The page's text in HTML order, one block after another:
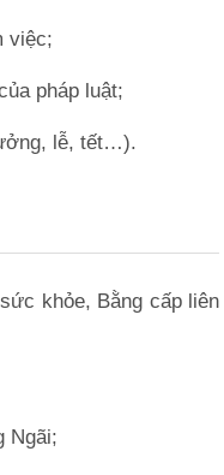
việc;
pháp luật;
lễ, tết…).
khỏe, Bằng cấp liên
Ngãi;